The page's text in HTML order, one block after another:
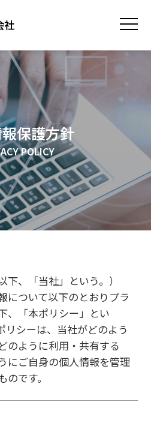
保護方針
POLICY
、「当社」という。）
について以下のとおりプラ
、「本ポリシー」とい
リシーは、当社がどのよう
のように利用・共有する
にご自身の個人情報を管理
です。